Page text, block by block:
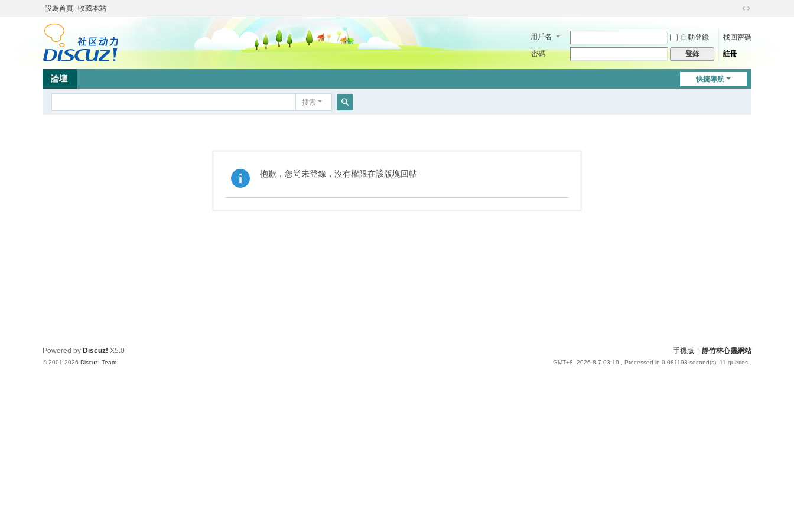
設為首頁 收藏本站
切
到
用戶名 自動登錄
找回密碼
密碼
登錄 註冊
快捷導航
論壇
搜索
抱歉，您尚未登錄，沒有權限在該版塊回帖
手機版 靜竹林心靈網站
GMT+8, 2026-8-7 03:19 , Processed in 0.081193 second(s), 11 queries .
Powered by Discuz! X5.0
© 2001-2026 Discuz! Team